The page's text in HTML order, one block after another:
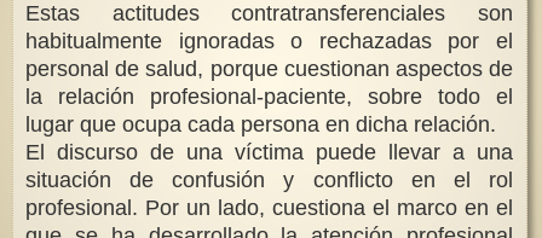
Estas actitudes contratransferenciales son
habitualmente ignoradas o rechazadas por el
personal de salud, porque cuestionan aspectos de
la relación profesional-paciente, sobre todo el
lugar que ocupa cada persona en dicha relación.
El discurso de una víctima puede llevar a una
situación de confusión y conflicto en el rol
profesional. Por un lado, cuestiona el marco en el